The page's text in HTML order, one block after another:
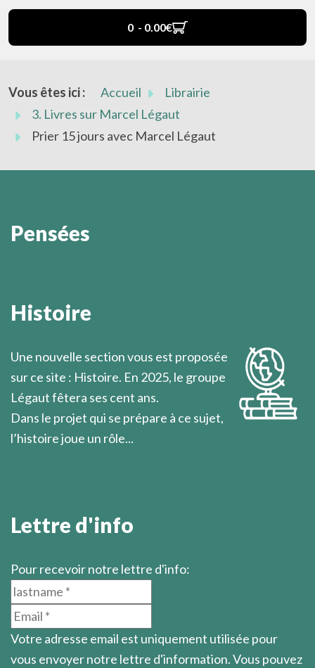
0 - 0.00‎€
Vous êtes ici : Accueil
Librairie
3. Livres sur Marcel Légaut
Prier 15 jours avec Marcel Légaut
Pensées
Marcel Légaut
Histoire
Une nouvelle section vous est proposée
sur ce site : Histoire. En 2025, le groupe
Légaut fêtera ses cent ans.
Dans le projet qui se prépare à ce sujet,
l’histoire joue un rôle...
Lettre d'info
Pour recevoir notre lettre d'info:
Votre adresse email est uniquement utilisée pour
vous envoyer notre lettre d'information. Vous pouvez